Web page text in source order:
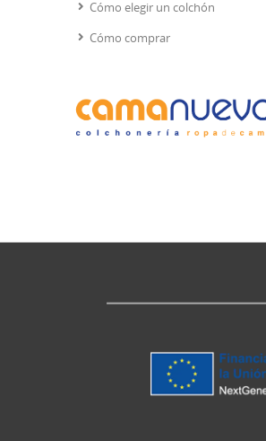
Cómo elegir un colchón
Cómo comprar